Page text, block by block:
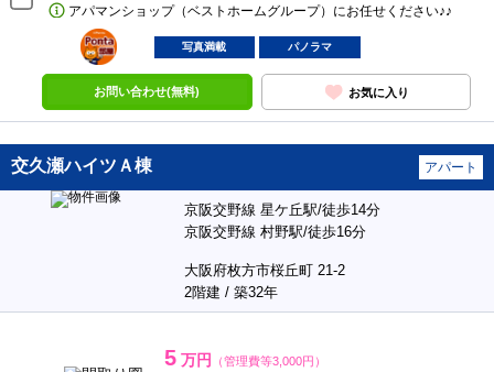
アパマンショップ（ベストホームグループ）にお任せください♪♪
ポンタ
部屋
写真満載 パノラマ
お問い合わせ(無料) お気に入り
交久瀬ハイツＡ棟 アパート
京阪交野線 星ケ丘駅/徒歩14分
京阪交野線 村野駅/徒歩16分
大阪府枚方市桜丘町 21-2
2階建 / 築32年
5 万円 （管理費等3,000円）